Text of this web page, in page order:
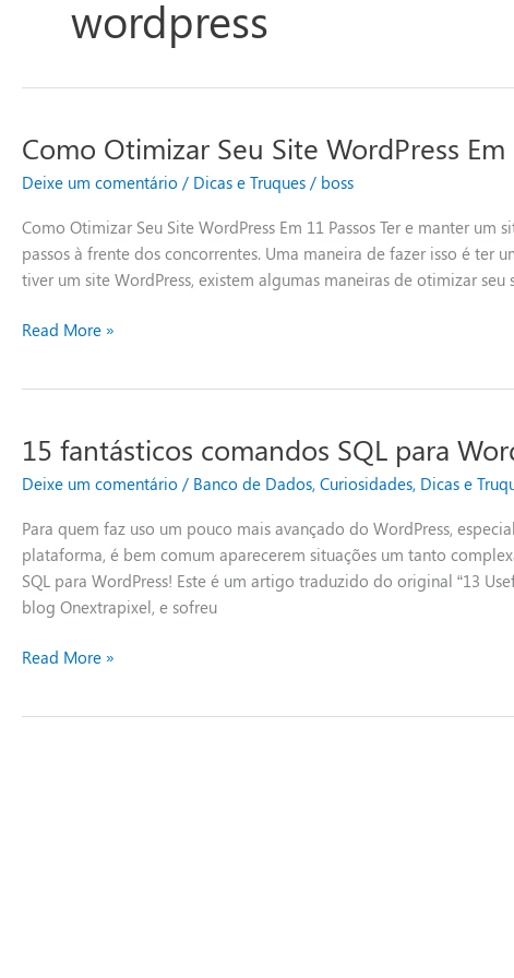
wordpress
Como Otimizar Seu Site WordPress Em
Deixe um comentário / Dicas e Truques / boss
Como Otimizar Seu Site WordPress Em 11 Passos Ter e manter
passos à frente dos concorrentes. Uma maneira de fazer isso é ter
tiver um site WordPress, existem algumas maneiras de otimizar
Como
Seu
Site
WordPress
Em
Passos
Read More »
15 fantásticos comandos SQL para
Deixe um comentário / Banco de Dados, Curiosidades, Dicas e
Para quem faz uso um pouco mais avançado do WordPress,
plataforma, é bem comum aparecerem situações um tanto
SQL para WordPress! Este é um artigo traduzido do original “13
blog Onextrapixel, e sofreu
15
comandos
SQL
para
WordPress
Read More »